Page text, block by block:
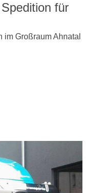
für
Großraum Ahnatal